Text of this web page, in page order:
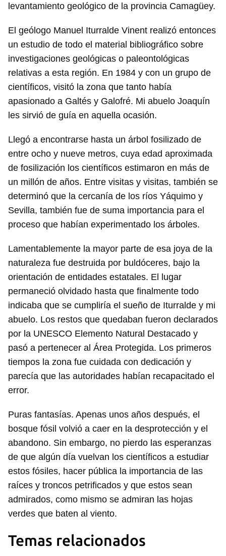
Guardar como favorito
Para poder guardar como favorito, primero has de
iniciar sesión con tu cuenta de 14ymedio.
INICIAR SESIÓN CANCELAR
levantamiento geológico de la provincia Camagüey.
El geólogo Manuel Iturralde Vinent realizó entonces
un estudio de todo el material bibliográfico sobre
investigaciones geológicas o paleontológicas
relativas a esta región. En 1984 y con un grupo de
científicos, visitó la zona que tanto había
apasionado a Galtés y Galofré. Mi abuelo Joaquín
les sirvió de guía en aquella ocasión.
Llegó a encontrarse hasta un árbol fosilizado de
entre ocho y nueve metros, cuya edad aproximada
de fosilización los científicos estimaron en más de
un millón de años. Entre visitas y visitas, también se
determinó que la cercanía de los ríos Yáquimo y
Sevilla, también fue de suma importancia para el
proceso que habían experimentado los árboles.
Lamentablemente la mayor parte de esa joya de la
naturaleza fue destruida por buldóceres, bajo la
orientación de entidades estatales. El lugar
permaneció olvidado hasta que finalmente todo
indicaba que se cumpliría el sueño de Iturralde y mi
abuelo. Los restos que quedaban fueron declarados
por la UNESCO Elemento Natural Destacado y
pasó a pertenecer al Área Protegida. Los primeros
tiempos la zona fue cuidada con dedicación y
parecía que las autoridades habían recapacitado el
error.
Puras fantasías. Apenas unos años después, el
bosque fósil volvió a caer en la desprotección y el
abandono. Sin embargo, no pierdo las esperanzas
de que algún día vuelvan los científicos a estudiar
estos fósiles, hacer pública la importancia de las
raíces y troncos petrificados y que estos sean
admirados, como mismo se admiran las hojas
verdes que baten al viento.
Temas relacionados